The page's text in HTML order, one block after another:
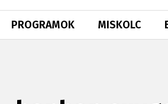
PROGRAMOK MISKOLC